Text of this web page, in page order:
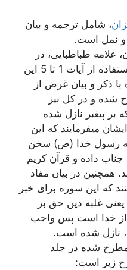
، شامل ترجمه و بیان
و نمل است.
علامه طباطبایی، در
ابتدای بیان سوره ابراهیم، با استفاده از آیات 1 تا 5 این
ذکر و بیان غرض از
شده و در کل نیز
بر پیغبر نازل شده
میفرمایند که این
به رسول خدا (ص) سخن
داده و قرآن كريم
همچنین در بیان مفاد
که این سوره برای خبر
غلبه دین حق بر
از خدا است پس واجب
نازل شده است.
شده در جلد
زیر است: